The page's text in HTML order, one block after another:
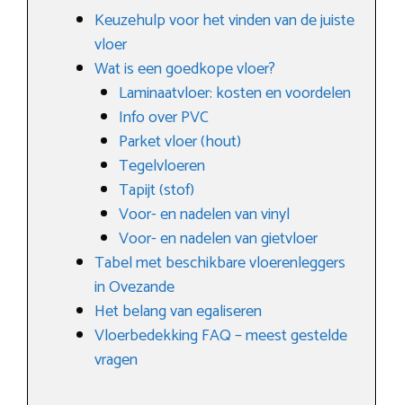
Keuzehulp voor het vinden van de juiste
vloer
Wat is een goedkope vloer?
Laminaatvloer: kosten en voordelen
Info over PVC
Parket vloer (hout)
Tegelvloeren
Tapijt (stof)
Voor- en nadelen van vinyl
Voor- en nadelen van gietvloer
Tabel met beschikbare vloerenleggers
in Ovezande
Het belang van egaliseren
Vloerbedekking FAQ – meest gestelde
vragen